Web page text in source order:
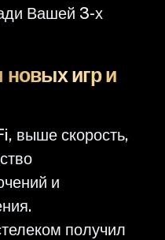
Вашей 3-х
новых игр и
выше скорость,
и
получил